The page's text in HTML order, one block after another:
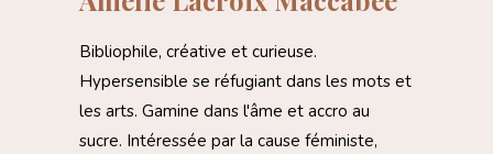
Bibliophile, créative et curieuse.
Hypersensible se réfugiant dans les mots et
les arts. Gamine dans l'âme et accro au
sucre. Intéressée par la cause féministe,